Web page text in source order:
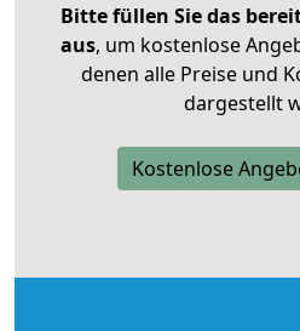
Bitte füllen Sie das
aus, um kostenlose
denen alle Preise und
dargestellt
Kostenlose